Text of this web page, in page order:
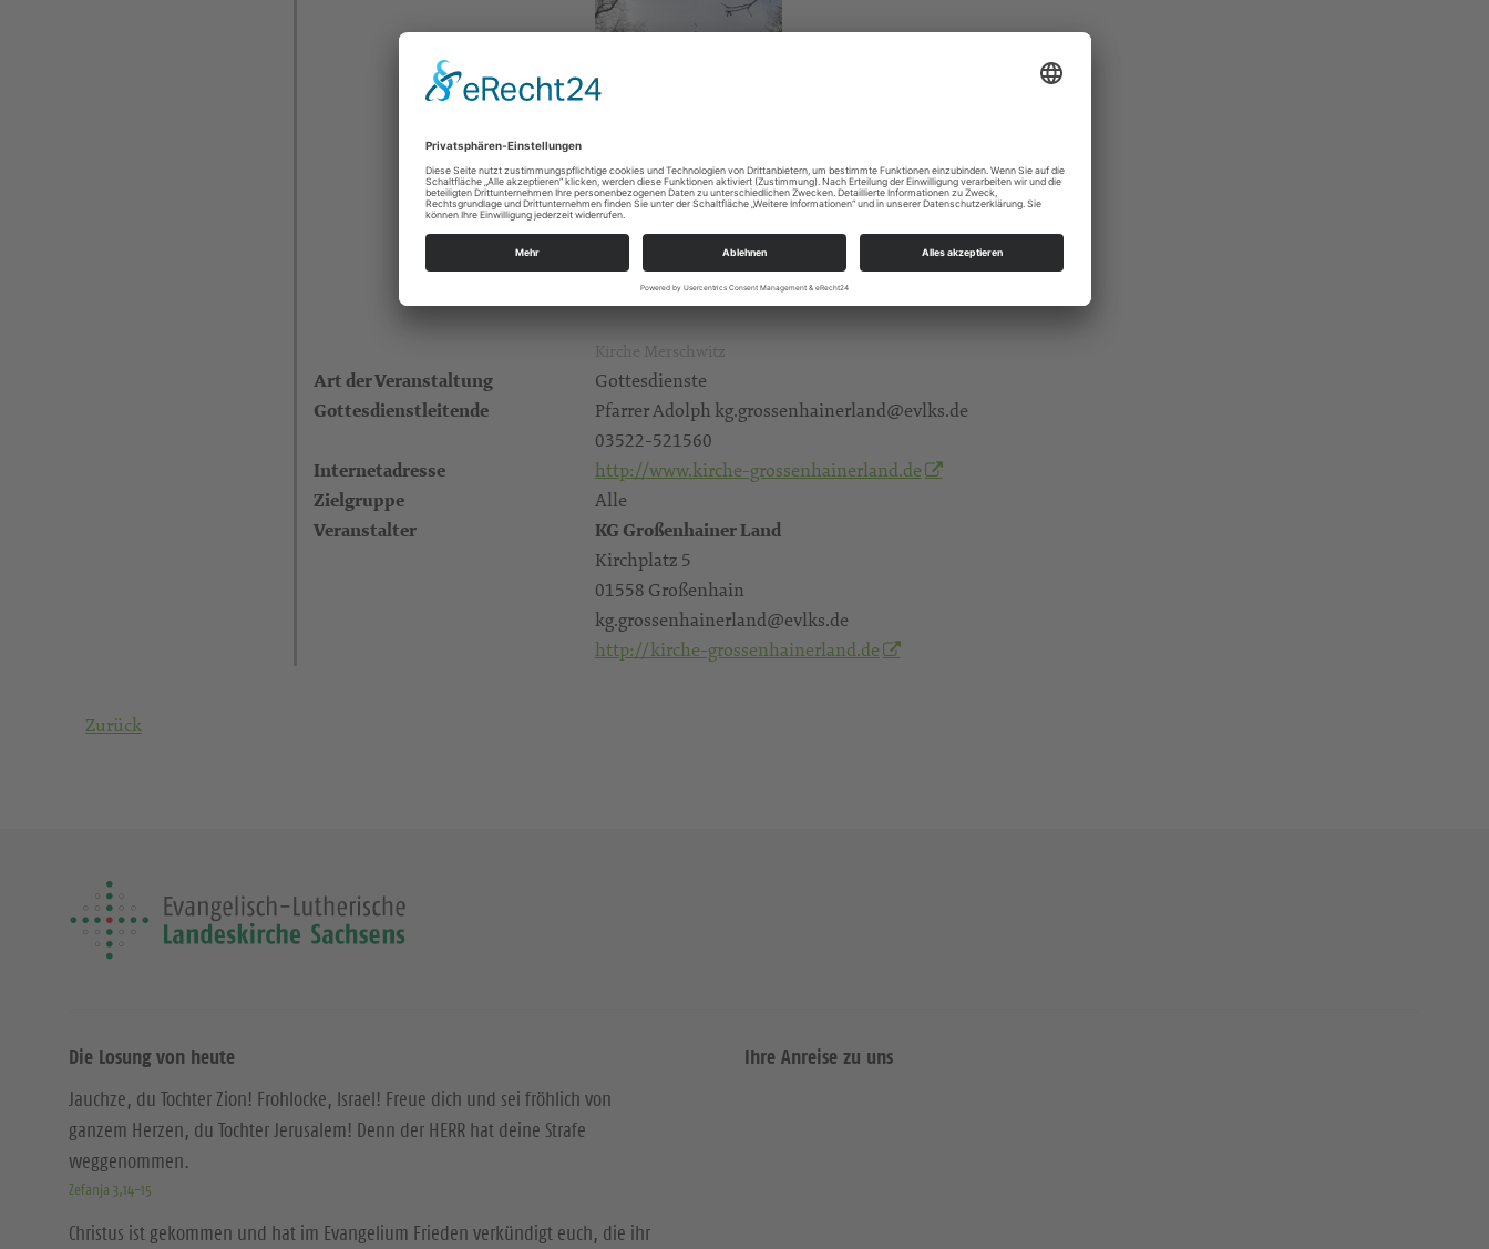
Kirche Merschwitz
Art der Veranstaltung Gottesdienste
Gottesdienstleitende
Pfarrer Adolph kg.grossenhainerland@evlks.de
03522-521560
Internetadresse http://www.kirche-grossenhainerland.de
Zielgruppe Alle
Veranstalter KG Großenhainer Land
Kirchplatz 5
01558 Großenhain
kg.grossenhainerland@evlks.de
http://kirche-grossenhainerland.de
Zurück
Die Losung von heute
Jauchze, du Tochter Zion! Frohlocke, Israel! Freue dich und sei fröhlich von
ganzem Herzen, du Tochter Jerusalem! Denn der HERR hat deine Strafe
weggenommen.
Zefanja 3,14-15
Christus ist gekommen und hat im Evangelium Frieden verkündigt euch, die ihr
Ihre Anreise zu uns